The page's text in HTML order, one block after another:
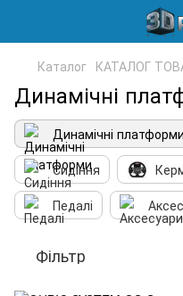
Каталог КАТАЛОГ
Динамічні
Динамічні платформи
Сидіння
Педалі
Фільтр